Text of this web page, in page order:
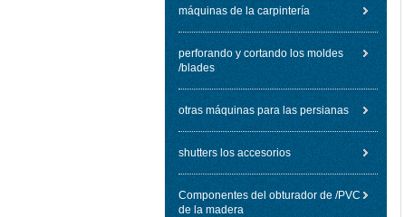
máquinas de la carpintería
perforando y cortando los moldes
/blades
otras máquinas para las persianas
shutters los accesorios
Componentes del obturador de /PVC
de la madera